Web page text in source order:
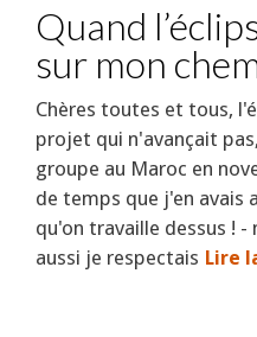
Quand
sur mon
Chères toutes et tous,
projet qui n'avançait
groupe au Maroc en
de temps que j'en avais
qu'on travaille dessus !
aussi je respectais Lire